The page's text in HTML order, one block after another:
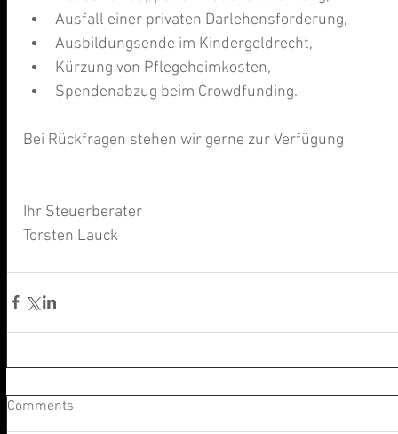
Ausfall einer privaten Darlehensforderung,
Ausbildungsende im Kindergeldrecht,
Kürzung von Pflegeheimkosten,
Spendenabzug beim Crowdfunding.
Bei Rückfragen stehen wir gerne zur Verfügung
Ihr Steuerberater
Torsten Lauck
Comments